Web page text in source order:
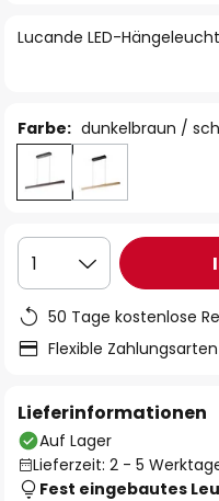
Lucande LED-
Farbe: dunkelbraun /
1
50 Tage kostenlose
Flexible Zahlungsarten
Lieferinformationen
Auf Lager
Lieferzeit: 2 - 5
Fest eingebautes